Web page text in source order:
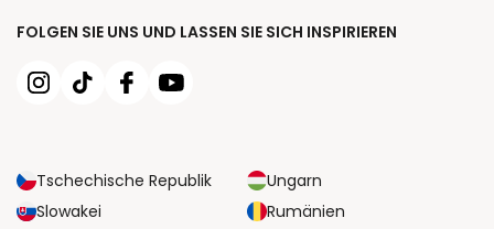
FOLGEN SIE UNS UND LASSEN SIE SICH INSPIRIEREN
Tschechische Republik
Ungarn
Slowakei
Rumänien